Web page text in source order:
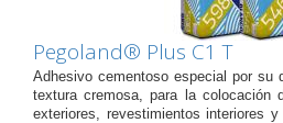
Pegoland® Plus C1 T
Adhesivo cementoso especial por su
textura cremosa, para la colocación
exteriores, revestimientos interiores